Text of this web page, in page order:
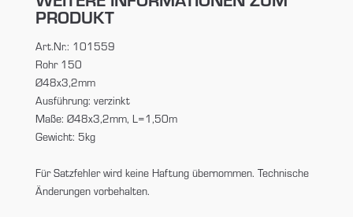
PRODUKT
Art.Nr.: 101559
Rohr 150
Ø48x3,2mm
Ausführung: verzinkt
Maße: Ø48x3,2mm, L=1,50m
Gewicht: 5kg
Für Satzfehler wird keine Haftung übernommen. Technische
Änderungen vorbehalten.